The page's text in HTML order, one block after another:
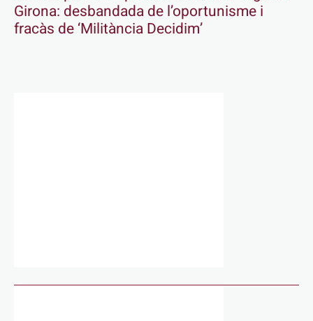
Girona: desbandada de l’oportunisme i
fracàs de ‘Militància Decidim’